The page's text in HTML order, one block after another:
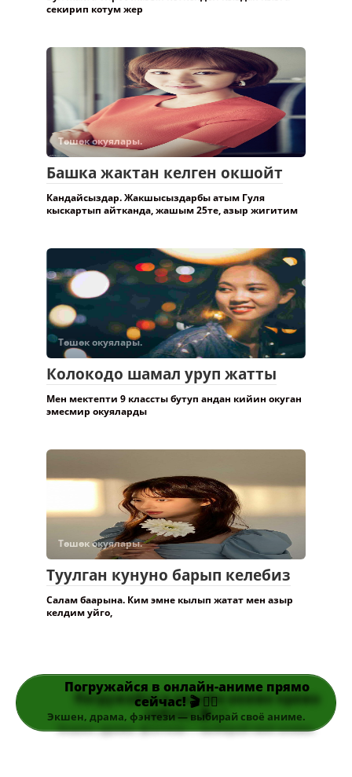
Бул жакта бироо жазып кеткендей кыздан кызга
Төшөк окуялары.
Башка жактан келген окшойт
Кандайсыздар. Жакшысыздарбы атым Гуля
Төшөк окуялары.
Колокодо шамал уруп жатты
Мен мектепти 9 классты бутуп андан кийин окуган
Төшөк окуялары.
Туулган кунуно барып келебиз
Салам баарына. Ким эмне кылып жатат мен азыр
Погружайся в онлайн-аниме прямо
сейчас! 🎬 👆🏻
Экшен, драма, фэнтези — выбирай своё аниме.